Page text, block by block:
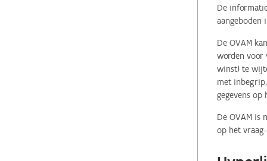
De
aangeboden
De OVAM
worden voor
winst) te
met
gegevens
De OVAM is
op het